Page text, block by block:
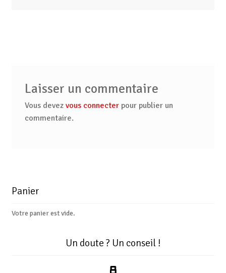
Laisser un commentaire
Vous devez vous connecterpour publier un
commentaire.
Panier
Votre panier est vide.
Un doute ? Un conseil !